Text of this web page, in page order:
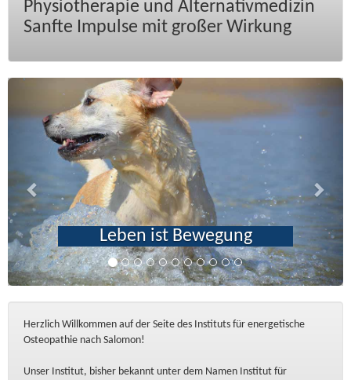
Physiotherapie und Alternativmedizin
Sanfte Impulse mit großer Wirkung
Leben ist Bewegung
Previous Next
Herzlich Willkommen auf der Seite des Instituts für energetische
Osteopathie nach Salomon!
Unser Institut, bisher bekannt unter dem Namen Institut für